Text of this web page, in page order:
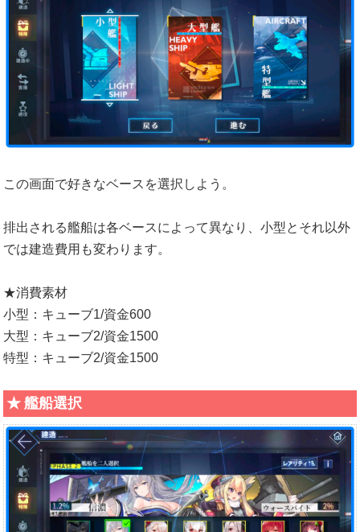
この画面で好きなベースを選択しよう。
排出される艦船は各ベースによって異なり、小型とそれ以外
では建造費用も変わります。
★消費素材
小型：キューブ1/資金600
大型：キューブ2/資金1500
特型：キューブ2/資金1500
艦船選択